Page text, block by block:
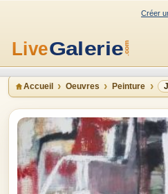
Créer
Accueil Oeuvres Peinture